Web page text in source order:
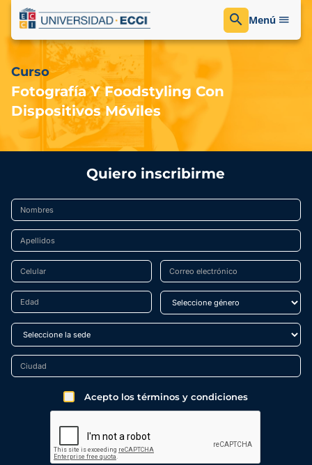
Menú
Curso
Fotografía Y Foodstyling Con
Dispositivos Móviles
Quiero inscribirme
Acepto los términos y condiciones